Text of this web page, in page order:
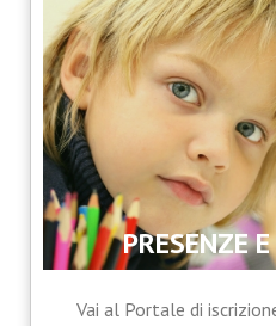
PRESENZE
Vai al Portale di